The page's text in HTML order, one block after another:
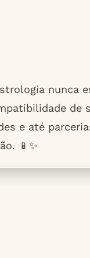
nunca
de
e até
📱✨